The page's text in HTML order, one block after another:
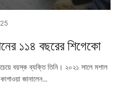
১১৪ বছরের শিগেকো
বয়স্ক ব্যক্তি তিনি। ২০২১ সালে মশাল
জানালেন…